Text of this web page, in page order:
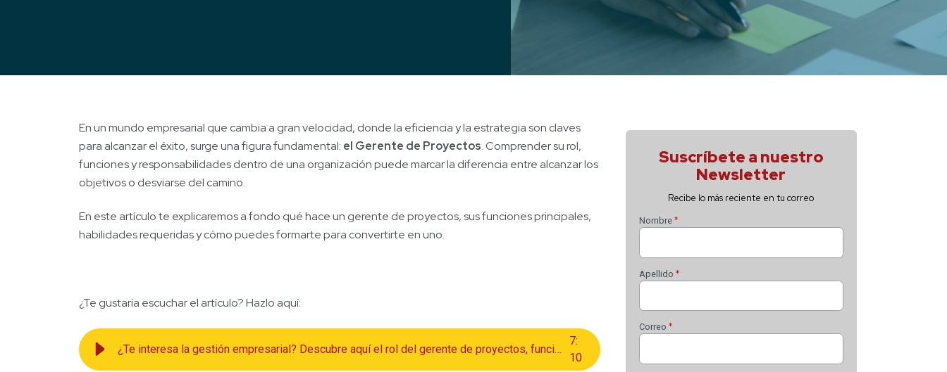
En un mundo empresarial que cambia a gran velocidad, donde la eficiencia y la estrategia son claves
para alcanzar el éxito, surge una figura fundamental: el Gerente de Proyectos. Comprender su rol,
funciones y responsabilidades dentro de una organización puede marcar la diferencia entre alcanzar los
objetivos o desviarse del camino.
En este artículo te explicaremos a fondo qué hace un gerente de proyectos, sus funciones principales,
habilidades requeridas y cómo puedes formarte para convertirte en uno.
¿Te gustaría escuchar el artículo? Hazlo aquí:
¿Te interesa la gestión empresarial? Descubre aquí el rol del gerente de proyectos, funciones clave y cómo formarte en esta área profesional.
7:
10
Suscríbete